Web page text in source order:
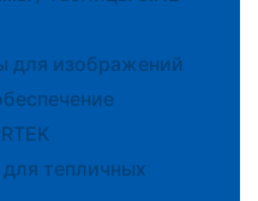
для изображений
тепличных